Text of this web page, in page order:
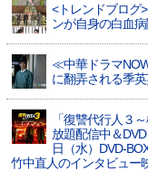
<トレンドブログ
ンが自身の白血
≪中華ドラマ
に翻弄される季
「復讐代行人３
放題配信中＆
日（水）DVD-
竹中直人のインタビュー